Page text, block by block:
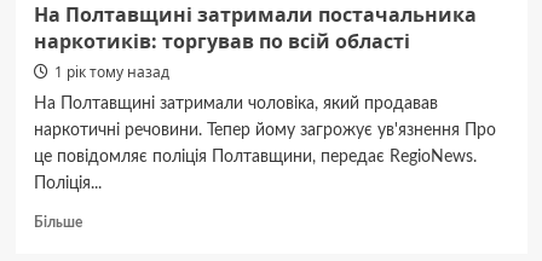
На Полтавщині затримали постачальника
наркотиків: торгував по всій області
1 рік тому назад
На Полтавщині затримали чоловіка, який продавав
наркотичні речовини. Тепер йому загрожує ув'язнення Про
це повідомляє поліція Полтавщини, передає RegioNews.
Поліція...
БільшеДокладніше